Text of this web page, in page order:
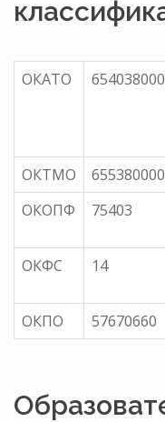
ОКАТО
ОКТМО
ОКОПФ
75403
ОКФС
14
ОКПО
57670660